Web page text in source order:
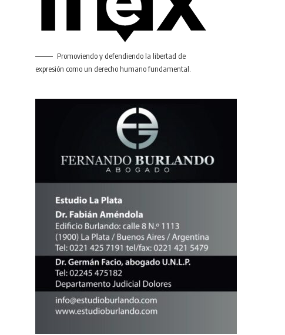
Promoviendo y defendiendo la libertad de
expresión como un derecho humano fundamental.